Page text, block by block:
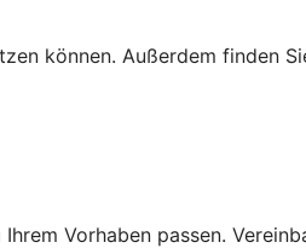
können. Außerdem
Vorhaben passen.